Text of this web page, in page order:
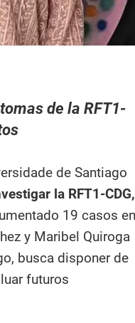
de la RFT1-
de Santiago
la RFT1-CDG,
19 casos en
y Maribel Quiroga
busca disponer de
futuros